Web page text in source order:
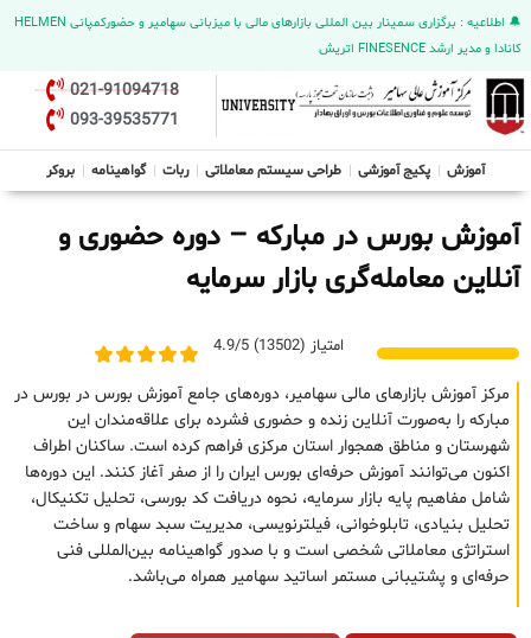
🔔 اطلاعیه : برگزاری سمینار بین المللی بازارهای مالی با میزبانی سهامیر و حضورکمپانی HELMEN
کانادا و مدیر ارشد FINESENCE اتریش
021-91094718
093-39535771
آموزش پکیج آموزشی طراحی سیستم معاملاتی ربات گواهینامه بروکر
آموزش بورس در مبارکه – دوره حضوری و
آنلاین معامله‌گری بازار سرمایه
امتیاز (13502) 4.9/5
مرکز آموزش بازارهای مالی سهامیر، دوره‌های جامع آموزش بورس در بورس در
مبارکه را به‌صورت آنلاین زنده و حضوری فشرده برای علاقه‌مندان این
شهرستان و مناطق همجوار استان مرکزی فراهم کرده است. ساکنان اطراف
اکنون می‌توانند آموزش حرفه‌ای بورس ایران را از صفر آغاز کنند. این دوره‌ها
شامل مفاهیم پایه بازار سرمایه، نحوه دریافت کد بورسی، تحلیل تکنیکال،
تحلیل بنیادی، تابلوخوانی، فیلترنویسی، مدیریت سبد سهام و ساخت
استراتژی معاملاتی شخصی است و با صدور گواهینامه بین‌المللی فنی
حرفه‌ای و پشتیبانی مستمر اساتید سهامیر همراه می‌باشد.